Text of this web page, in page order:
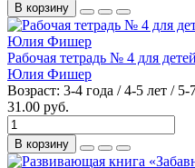
В корзину
Рабочая тетрадь № 4 для
Юлия Фишер
Возраст: 3-4 года / 4-5 лет / 5-
31.00 руб.
В корзину